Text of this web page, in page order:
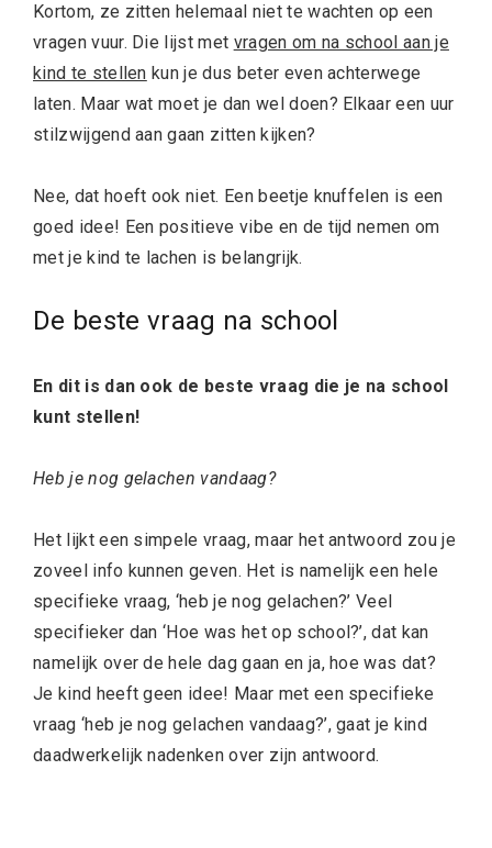
Kortom, ze zitten helemaal niet te wachten op een
vragen vuur. Die lijst met vragen om na school aan je
kind te stellen kun je dus beter even achterwege
laten. Maar wat moet je dan wel doen? Elkaar een uur
stilzwijgend aan gaan zitten kijken?
Nee, dat hoeft ook niet. Een beetje knuffelen is een
goed idee! Een positieve vibe en de tijd nemen om
met je kind te lachen is belangrijk.
De beste vraag na school
En dit is dan ook de beste vraag die je na school
kunt stellen!
Heb je nog gelachen vandaag?
Het lijkt een simpele vraag, maar het antwoord zou je
zoveel info kunnen geven. Het is namelijk een hele
specifieke vraag, ‘heb je nog gelachen?’ Veel
specifieker dan ‘Hoe was het op school?’, dat kan
namelijk over de hele dag gaan en ja, hoe was dat?
Je kind heeft geen idee! Maar met een specifieke
vraag ‘heb je nog gelachen vandaag?’, gaat je kind
daadwerkelijk nadenken over zijn antwoord.